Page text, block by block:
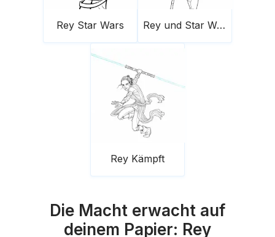
Rey Star Wars Rey und Star Wars
Rey Kämpft
Die Macht erwacht auf
deinem Papier: Rey